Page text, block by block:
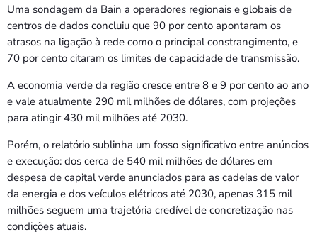
Uma sondagem da Bain a operadores regionais e globais de
centros de dados concluiu que 90 por cento apontaram os
atrasos na ligação à rede como o principal constrangimento, e
70 por cento citaram os limites de capacidade de transmissão.
A economia verde da região cresce entre 8 e 9 por cento ao ano
e vale atualmente 290 mil milhões de dólares, com projeções
para atingir 430 mil milhões até 2030.
Porém, o relatório sublinha um fosso significativo entre anúncios
e execução: dos cerca de 540 mil milhões de dólares em
despesa de capital verde anunciados para as cadeias de valor
da energia e dos veículos elétricos até 2030, apenas 315 mil
milhões seguem uma trajetória credível de concretização nas
condições atuais.